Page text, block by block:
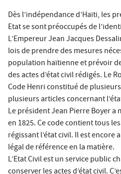
Dès l’indépendance d’Haïti, les
Etat se sont préoccupés de
L’Empereur Jean Jacques
lois de prendre des mesures
population haïtienne et prévoir
des actes d’état civil rédigés. Le
Code Henri constitué de
plusieurs articles concernant
Le président Jean Pierre Boyer a
en 1825. Ce code contient tous
régissant l’état civil. Il est encore
légal de référence en la matière.
L’Etat Civil est un service public